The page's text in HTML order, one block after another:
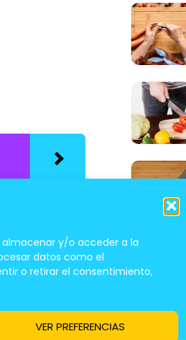
almacenar y/o acceder a la
datos como el
o retirar el consentimiento,
VER PREFERENCIAS
una costra
y que los